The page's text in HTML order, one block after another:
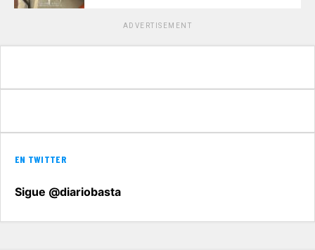
ADVERTISEMENT
EN TWITTER
Sigue @diariobasta